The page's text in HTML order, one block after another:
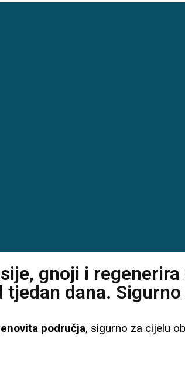
gnoji i regenerira
dana. Sigurno
područja, sigurno za cijelu